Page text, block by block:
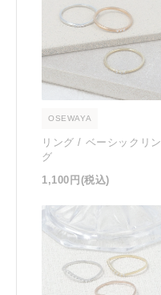
OSEWAYA
リング / ベーシックリン
グ
1,100円 (税込)